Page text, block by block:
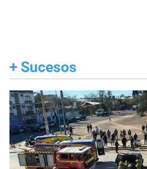
+ Sucesos